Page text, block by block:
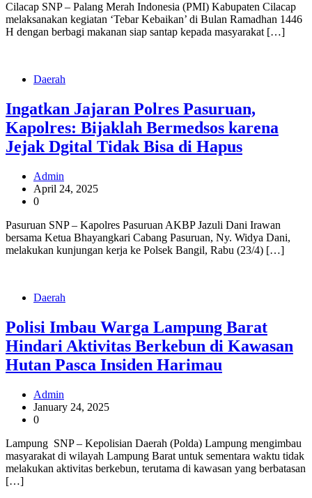
Cilacap SNP – Palang Merah Indonesia (PMI) Kabupaten Cilacap
melaksanakan kegiatan ‘Tebar Kebaikan’ di Bulan Ramadhan 1446
H dengan berbagi makanan siap santap kepada masyarakat […]
Daerah
Ingatkan Jajaran Polres Pasuruan,
Kapolres: Bijaklah Bermedsos karena
Jejak Dgital Tidak Bisa di Hapus
Admin
April 24, 2025
0
Pasuruan SNP – Kapolres Pasuruan AKBP Jazuli Dani Irawan
bersama Ketua Bhayangkari Cabang Pasuruan, Ny. Widya Dani,
melakukan kunjungan kerja ke Polsek Bangil, Rabu (23/4) […]
Daerah
Polisi Imbau Warga Lampung Barat
Hindari Aktivitas Berkebun di Kawasan
Hutan Pasca Insiden Harimau
Admin
January 24, 2025
0
Lampung SNP – Kepolisian Daerah (Polda) Lampung mengimbau
masyarakat di wilayah Lampung Barat untuk sementara waktu tidak
melakukan aktivitas berkebun, terutama di kawasan yang berbatasan
[…]